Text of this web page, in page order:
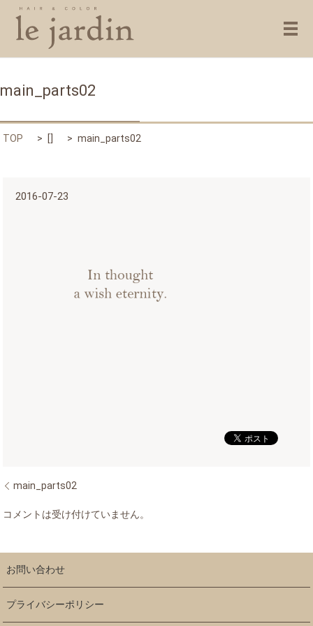
メ
main_parts02
TOP [] main_parts02
2016-07-23
main_parts02
コメントは受け付けていません。
お問い合わせ
プライバシーポリシー